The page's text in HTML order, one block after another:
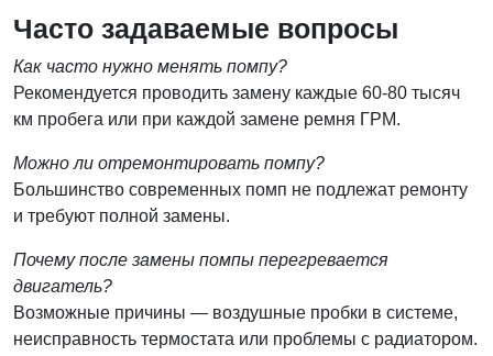
Часто задаваемые вопросы
Как часто нужно менять помпу?
Рекомендуется проводить замену каждые 60-80 тысяч
км пробега или при каждой замене ремня ГРМ.
Можно ли отремонтировать помпу?
Большинство современных помп не подлежат ремонту
и требуют полной замены.
Почему после замены помпы перегревается
двигатель?
Возможные причины — воздушные пробки в системе,
неисправность термостата или проблемы с радиатором.